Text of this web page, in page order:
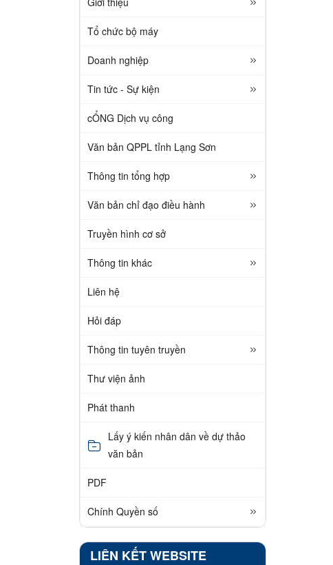
Tổ chức bộ máy
Doanh nghiệp
Tin tức - Sự kiện
cỔNG Dịch vụ công
Văn bản QPPL tỉnh Lạng Sơn
Thông tin tổng hợp
Văn bản chỉ đạo điều hành
Truyền hình cơ sở
Thông tin khác
Liên hệ
Hỏi đáp
Thông tin tuyên truyền
Thư viện ảnh
Phát thanh
Lấy ý kiến nhân dân về dự thảo
văn bản
PDF
Chính Quyền số
LIÊN KẾT WEBSITE